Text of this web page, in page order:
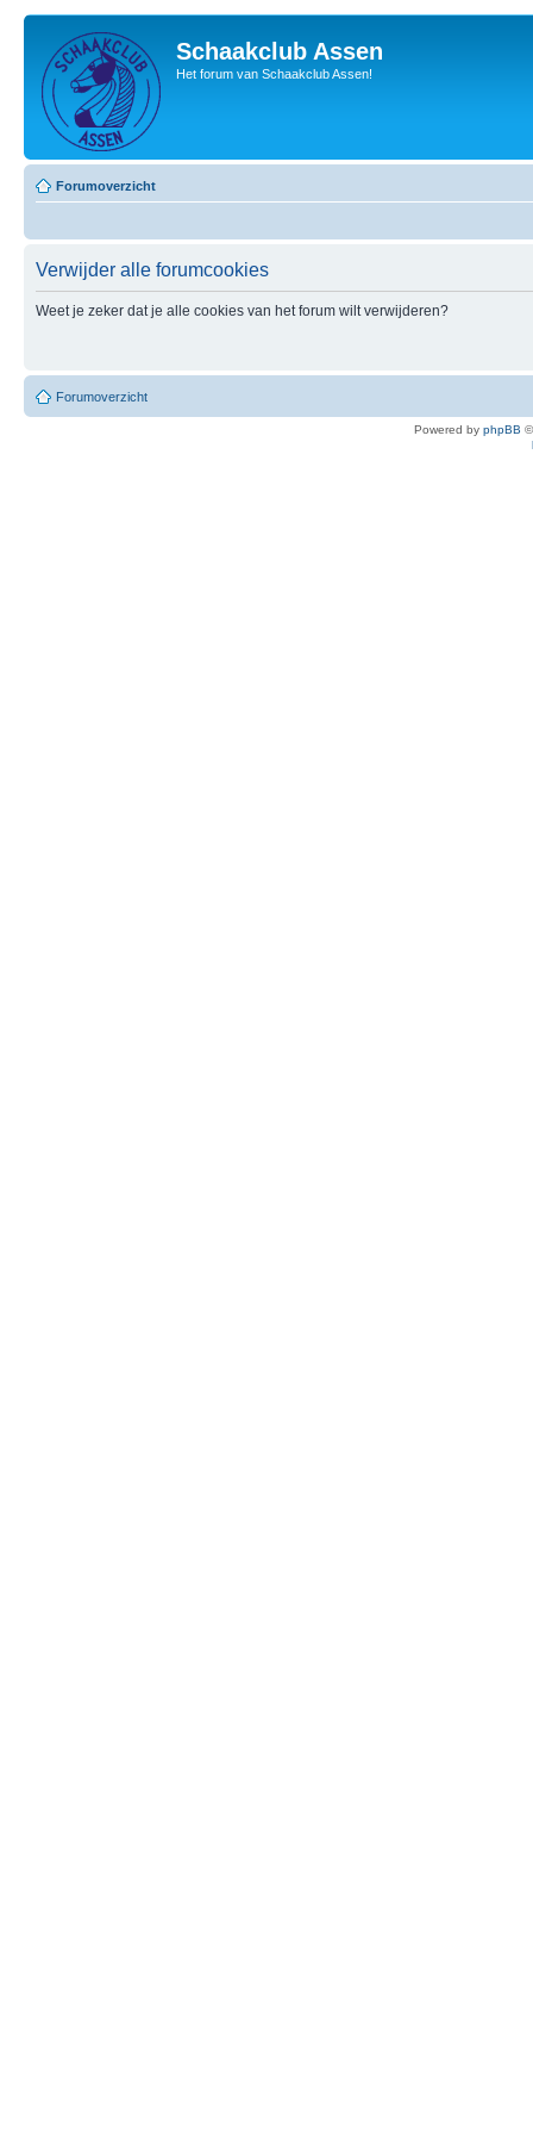
Schaakclub Assen
Het forum van Schaakclub Assen!
Forumoverzicht
Verwijder alle forumcookies
Weet je zeker dat je alle cookies van het forum wilt verwijderen?
Forumoverzicht
Powered by phpBB